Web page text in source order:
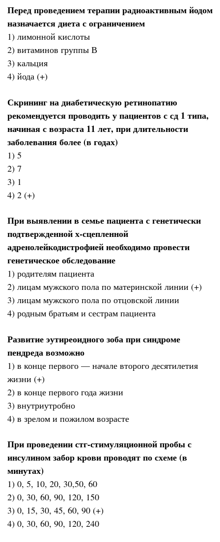
Перед проведением терапии радиоактивным йодом
назначается диета с ограничением
1) лимонной кислоты
2) витаминов группы В
3) кальция
4) йода (+)
Скрининг на диабетическую ретинопатию
рекомендуется проводить у пациентов с сд 1 типа,
начиная с возраста 11 лет, при длительности
заболевания более (в годах)
1) 5
2) 7
3) 1
4) 2 (+)
При выявлении в семье пациента с генетически
подтвержденной х-сцепленной
адренолейкодистрофией необходимо провести
генетическое обследование
1) родителям пациента
2) лицам мужского пола по материнской линии (+)
3) лицам мужского пола по отцовской линии
4) родным братьям и сестрам пациента
Развитие эутиреоидного зоба при синдроме
пендреда возможно
1) в конце первого — начале второго десятилетия
жизни (+)
2) в конце первого года жизни
3) внутриутробно
4) в зрелом и пожилом возрасте
При проведении стг-стимуляционной пробы с
инсулином забор крови проводят по схеме (в
минутах)
1) 0, 5, 10, 20, 30,50, 60
2) 0, 30, 60, 90, 120, 150
3) 0, 15, 30, 45, 60, 90 (+)
4) 0, 30, 60, 90, 120, 240